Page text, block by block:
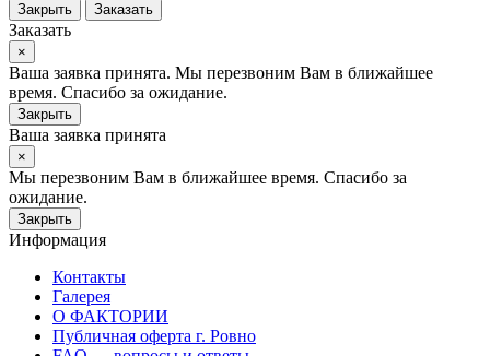
Закрыть Заказать
Заказать
×
Ваша заявка принята. Мы перезвоним Вам в ближайшее
время. Спасибо за ожидание.
Закрыть
Ваша заявка принята
×
Мы перезвоним Вам в ближайшее время. Спасибо за
ожидание.
Закрыть
Информация
Контакты
Галерея
О ФАКТОРИИ
Публичная оферта г. Ровно